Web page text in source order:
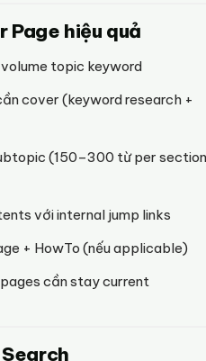
Page hiệu quả
topic keyword
cover (keyword research +
(150–300 từ per
với internal jump links
+ HowTo (nếu applicable)
cần stay current